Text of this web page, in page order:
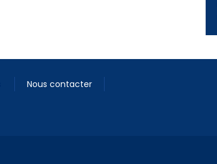
Nous contacter